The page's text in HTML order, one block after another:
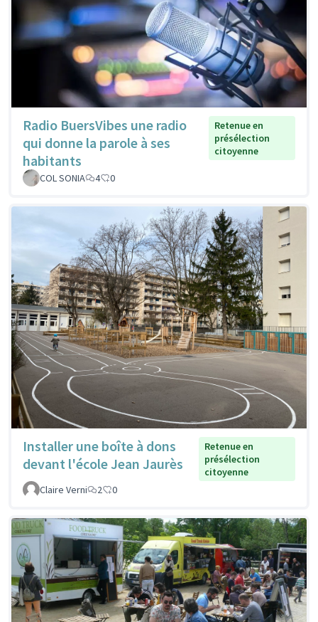
Radio BuersVibes une radio
qui donne la parole à ses
habitants
Retenue en
présélection
citoyenne
COL SONIA 4 0
Installer une boîte à dons
devant l'école Jean Jaurès
Retenue en
présélection
citoyenne
Claire Verni
2 0